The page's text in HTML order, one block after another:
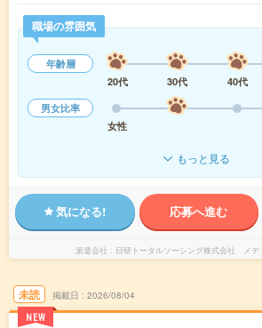
職場の雰囲気
年齢層
20代
30代 40代
男女比率
女性
もっと見る
気になる! 応募へ進む
派遣会社 日研トータルソーシング株式会社 メデ
未読
NEW
掲載日 2026/08/04